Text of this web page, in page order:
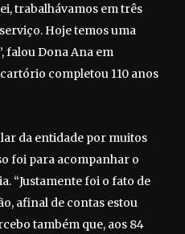
trabalhávamos em três
Hoje temos uma
falou Dona Ana em
completou 110 anos
da entidade por muitos
foi para acompanhar o
“Justamente foi o fato de
afinal de contas estou
também que, aos 84